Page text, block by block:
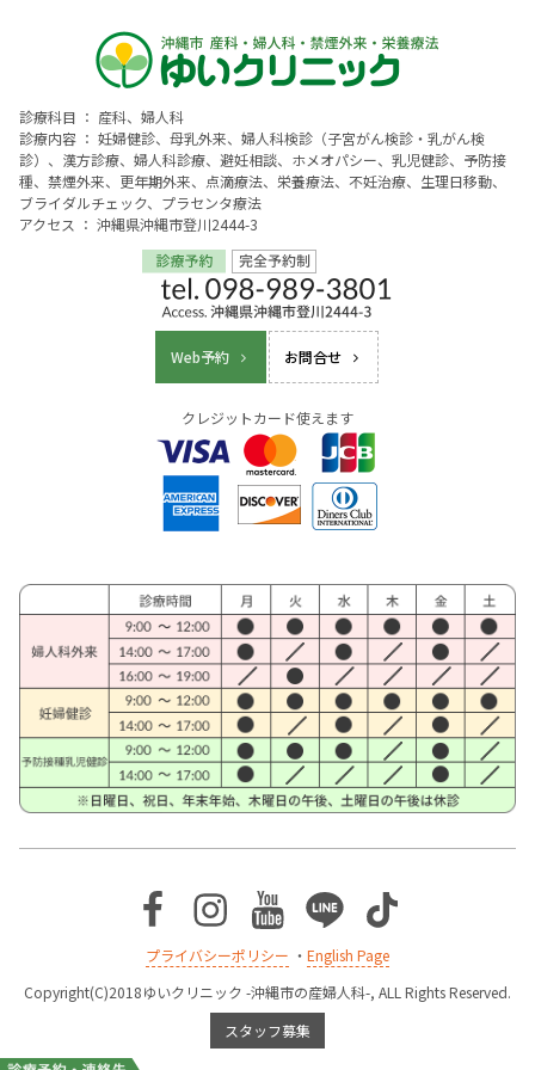
診療科目 ： 産科、婦人科
診療内容 ： 妊婦健診、母乳外来、婦人科検診（子宮がん検診・乳がん検
診）、漢方診療、婦人科診療、避妊相談、ホメオパシー、乳児健診、予防接
種、禁煙外来、更年期外来、点滴療法、栄養療法、不妊治療、生理日移動、
ブライダルチェック、プラセンタ療法
アクセス ： 沖縄県沖縄市登川2444-3
Web予約 お問合せ
クレジットカード使えます
Facebook
Instagram
Youtube
LineTikTok
プライバシーポリシー ・ English Page
Copyright(C)2018ゆいクリニック -沖縄市の産婦人科-, ALL Rights Reserved.
スタッフ募集